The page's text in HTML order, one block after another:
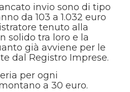
invio sono di tipo
da 103 a 1.032 euro
tenuto alla
solido tra loro e la
già avviene per le
dal Registro Imprese.
per ogni
a 30 euro.